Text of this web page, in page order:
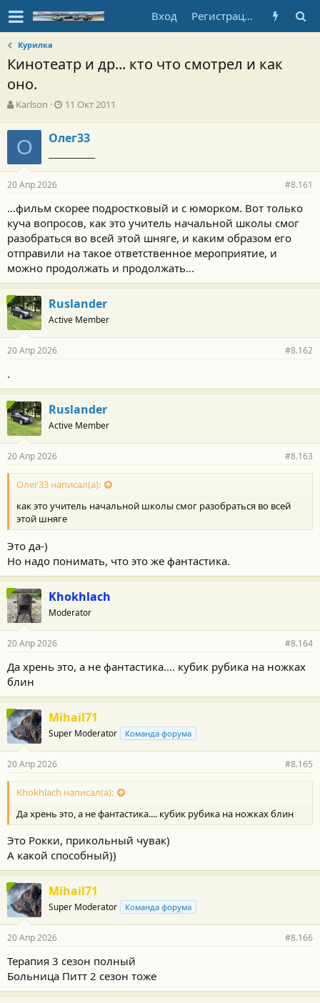
Вход Регистрация
Курилка
Кинотеатр и др... кто что смотрел и как
оно.
А
т
о
р
т
е
м
ы
Karlson
Д
а
н
а
л
а
11 Окт 2011
О Олег33
20 Апр 2026 #8.161
...фильм скорее подростковый и с юморком. Вот только
куча вопросов, как это учитель начальной школы смог
разобраться во всей этой шняге, и каким образом его
отправили на такое ответственное мероприятие, и
можно продолжать и продолжать...
Ruslander
Active Member
20 Апр 2026 #8.162
.
Ruslander
Active Member
20 Апр 2026 #8.163
Олег33 написал(а):
как это учитель начальной школы смог разобраться во всей
этой шняге
Это да-)
Но надо понимать, что это же фантастика.
Khokhlach
Moderator
20 Апр 2026 #8.164
Да хрень это, а не фантастика.... кубик рубика на ножках
блин
Mihail71
Super Moderator Команда форума
20 Апр 2026 #8.165
Khokhlach написал(а):
Да хрень это, а не фантастика.... кубик рубика на ножках блин
Это Рокки, прикольный чувак)
А какой способный))
Mihail71
Super Moderator Команда форума
20 Апр 2026 #8.166
Терапия 3 сезон полный
Больница Питт 2 сезон тоже